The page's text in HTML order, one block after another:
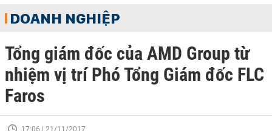
DOANH NGHIỆP
Tổng giám đốc của AMD Group từ
nhiệm vị trí Phó Tổng Giám đốc FLC
Faros
17:06 | 21/11/2017